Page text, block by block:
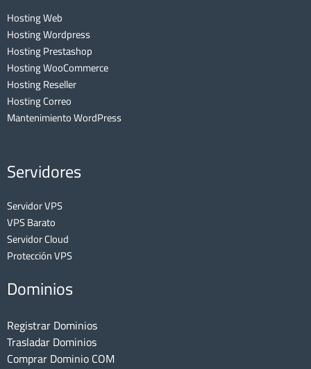
Hosting Web
Hosting Wordpress
Hosting Prestashop
Hosting WooCommerce
Hosting Reseller
Hosting Correo
Mantenimiento WordPress
Servidores
Servidor VPS
VPS Barato
Servidor Cloud
Protección VPS
Dominios
Registrar Dominios
Trasladar Dominios
Comprar Dominio COM